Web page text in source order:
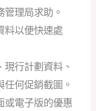
理局求助。
料以便快速處
行計劃資料、
何促銷截圖。
或電子版的優惠